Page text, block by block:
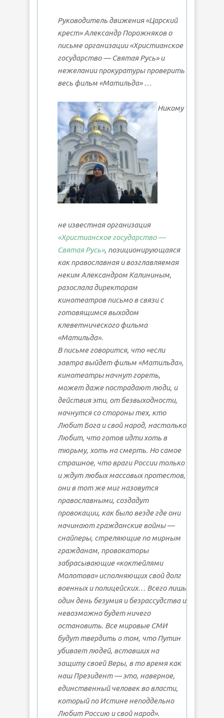
Руководитель движения «Царский
крест» Александр Порожняков о
письме организации «Христианское
государство — Святая Русь» и
нежелании прокуратуры проверить
весь фильм «Матильда» …
Никому
не известная организация
«Христианское государство —
Святая Русь», позиционирующаяся
как православная и возглавляемая
неким Александром Калининым,
разослала директорам
кинотеатров письмо в связи с
готовящимся выходом
клеветнического фильма
«Матильда».
В письме говорится, что «если
завтра выйдет фильм «Матильда»,
кинотеатры начнут гореть,
может даже пострадают люди, и
действия эти, от безвыходности,
начнутся со стороны тех, кто
Любит Бога и свой народ, настолько
Любит, что готов идти хоть в
тюрьму, хоть на смерть. Но самое
страшное, что враги России только
и ждут любых массовых протестов,
они в тот же миг назовутся
православными, создадут
провокации, как было везде где они
начинают гражданские войны —
снайперы, стреляющие по мирным
гражданам, провокаторы
забрасывающие «коктейлями
Молотова» исполняющих свой долг
военных и полицейских… Всего лишь
один день безумия и безрассудства и
невозможно будет ничего
остановить. Все мировые СМИ
будут твердить о том, что Путин
убивает людей, вставших на
защиту своей Веры, в то время как
наш Президент — это, наверное,
единственный человек во власти,
который по Истине неподдельно
Любит Россию и свой народ».